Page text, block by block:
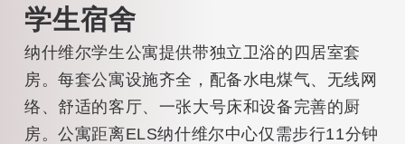
学生宿舍
纳什维尔学生公寓提供带独立卫浴的四居室套
房。每套公寓设施齐全，配备水电煤气、无线网
络、舒适的客厅、一张大号床和设备完善的厨
房。公寓距离ELS纳什维尔中心仅需步行11分钟